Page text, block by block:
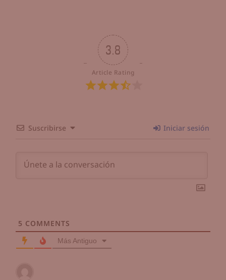
3.8
Article Rating
Suscribirse Iniciar sesión
5 COMMENTS
Más Antiguo